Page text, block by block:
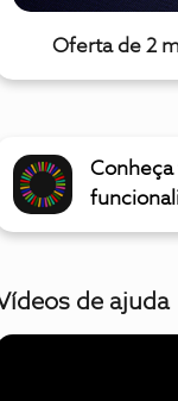
Oferta de 2
Conheça
de ajuda